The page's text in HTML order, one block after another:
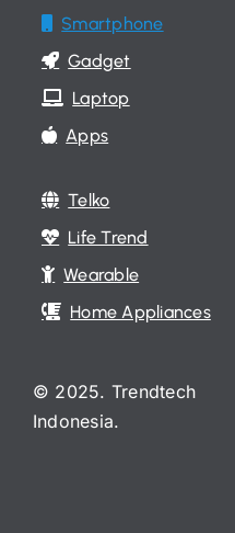
Smartphone
Gadget
Laptop
Apps
Telko
Life Trend
Wearable
Home Appliances
© 2025. Trendtech
Indonesia.